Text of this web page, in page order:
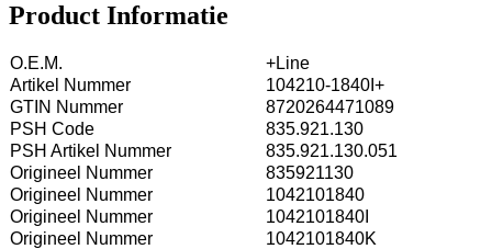
Product Informatie
O.E.M.
+Line
Artikel Nummer
104210-1840I+
GTIN Nummer
8720264471089
PSH Code
835.921.130
PSH Artikel Nummer
835.921.130.051
Origineel Nummer
835921130
Origineel Nummer
1042101840
Origineel Nummer
1042101840I
Origineel Nummer
1042101840K